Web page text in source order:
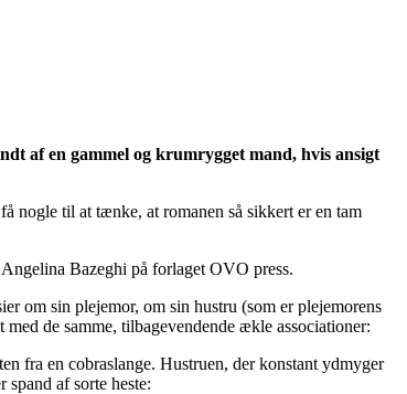
af en gammel og krumrygget mand, hvis ansigt
nogle til at tænke, at romanen så sikkert er en tam
Bazeghi på forlaget OVO press.
om sin plejemor, om sin hustru (som er plejemorens
de samme, tilbagevendende ækle associationer:
fra en cobraslange. Hustruen, der konstant ydmyger
af sorte heste: